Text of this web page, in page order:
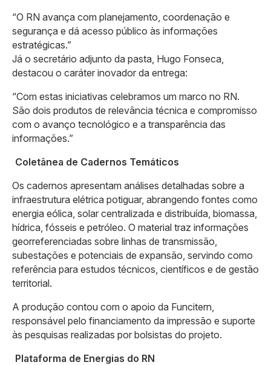
“O RN avança com planejamento, coordenação e
segurança e dá acesso público às informações
estratégicas.”
Já o secretário adjunto da pasta, Hugo Fonseca,
destacou o caráter inovador da entrega:
“Com estas iniciativas celebramos um marco no RN.
São dois produtos de relevância técnica e compromisso
com o avanço tecnológico e a transparência das
informações.”
Coletânea de Cadernos Temáticos
Os cadernos apresentam análises detalhadas sobre a
infraestrutura elétrica potiguar, abrangendo fontes como
energia eólica, solar centralizada e distribuída, biomassa,
hídrica, fósseis e petróleo. O material traz informações
georreferenciadas sobre linhas de transmissão,
subestações e potenciais de expansão, servindo como
referência para estudos técnicos, científicos e de gestão
territorial.
A produção contou com o apoio da Funcitern,
responsável pelo financiamento da impressão e suporte
às pesquisas realizadas por bolsistas do projeto.
Plataforma de Energias do RN